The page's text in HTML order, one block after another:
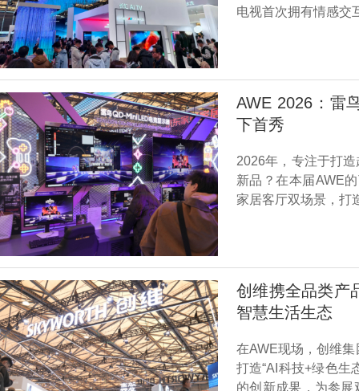
电视首次拥有情感交
AWE 2026：雷
下首秀
2026年，专注于打
新品？在本届AWE
家居客厅双场景，打
创维携全品类产
智慧生活生态
在AWE现场，创维
打造“AI科技+绿色生
的创新成果，为参